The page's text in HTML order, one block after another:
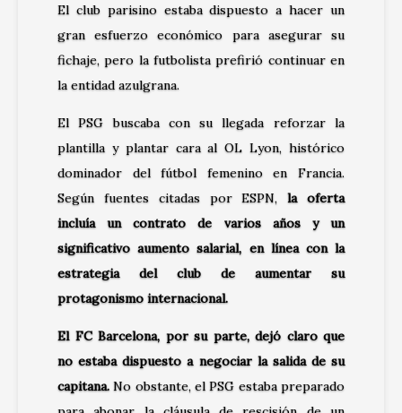
El club parisino estaba dispuesto a hacer un
gran esfuerzo económico para asegurar su
fichaje, pero la futbolista prefirió continuar en
la entidad azulgrana.
El PSG buscaba con su llegada reforzar la
plantilla y plantar cara al OL Lyon, histórico
dominador del fútbol femenino en Francia.
Según fuentes citadas porESPN,la oferta
incluía un contrato de varios años y un
significativo aumento salarial, en línea con la
estrategia del club de aumentar su
protagonismo internacional.
El FC Barcelona, por su parte, dejó claro que
no estaba dispuesto a negociar la salida de su
capitana. No obstante, el PSG estaba preparado